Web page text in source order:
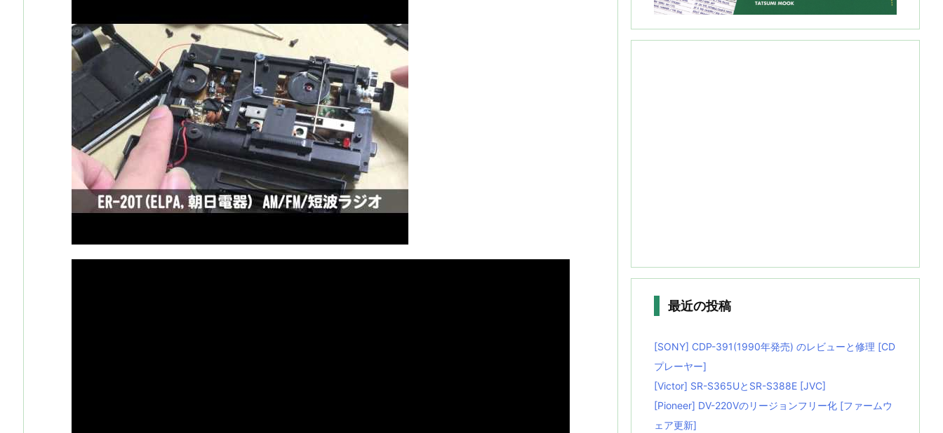
最近の投稿
[SONY] CDP-391(1990年発売) のレビューと修理 [CD
プレーヤー]
[Victor] SR-S365UとSR-S388E [JVC]
[Pioneer] DV-220Vのリージョンフリー化 [ファームウ
ェア更新]